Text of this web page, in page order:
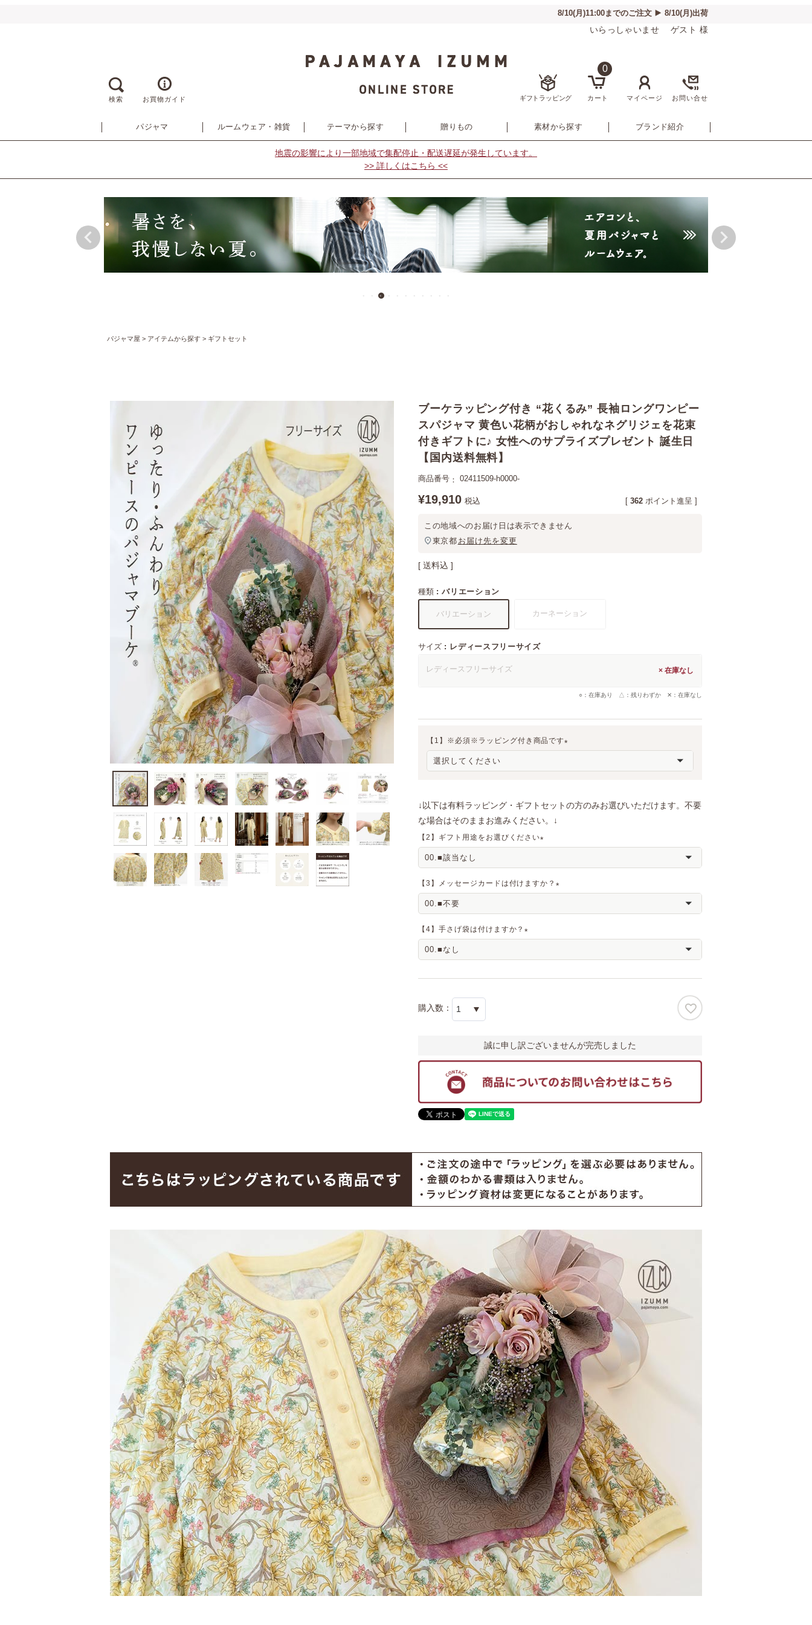
いらっしゃいませ ゲスト 様
検索 お買物ガイド ギフトラッピング
0
カート マイページ お問い合せ
パジャマ ルームウェア・雑貨 テーマから探す 贈りもの 素材から探す ブランド紹介
地震の影響により一部地域で集配停止・配送遅延が発生しています。
>> 詳しくはこちら <<
パジャマ屋 アイテムから探す ギフトセット
ブーケラッピング付き “花くるみ” 長袖ロングワンピー
スパジャマ 黄色い花柄がおしゃれなネグリジェを花束
付きギフトに♪ 女性へのサプライズプレゼント 誕生日
【国内送料無料】
商品番号 02411509-h0000-
¥19,910 税込 [ 362 ポイント進呈 ]
この地域へのお届け日は表示できません
東京都 お届け先を変更
送料込
【1】※必須※ラッピング付き商品です
必
↓以下は有料ラッピング・ギフトセットの方のみお選びいただけます。不要
な場合はそのままお進みください。↓
【2】ギフト用途をお選びください
必
須
)
【3】メッセージカードは付けますか？
必
)
【4】手さげ袋は付けますか？
必
サイズ レディースフリーサイズ
レディースフリーサイズ ×
○：在庫あり △：残りわずか ✕：在庫なし
種類 バリエーション
バリエーション カーネーション
誠に申し訳ございませんが完売しました